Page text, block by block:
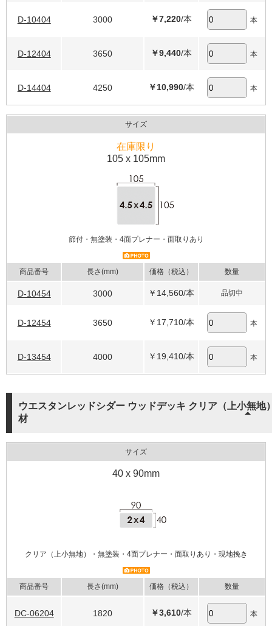
D-10404 3000 ￥7,220/本 本
D-12404 3650 ￥9,440/本 本
D-14404 4250 ￥10,990/本 本
サイズ
在庫限り
105 x 105mm
節付・無塗装・4面プレナー・面取りあり
商品番号 長さ(mm) 価格（税込） 数量
D-10454 3000 ￥14,560/本 品切中
D-12454 3650 ￥17,710/本 本
D-13454 4000 ￥19,410/本 本
ウエスタンレッドシダー ウッドデッキ クリア（上小無地
材
サイズ
40 x 90mm
クリア（上小無地）・無塗装・4面プレナー・面取りあり・現地挽き
商品番号 長さ(mm) 価格（税込） 数量
DC-06204 1820 ￥3,610/本 本